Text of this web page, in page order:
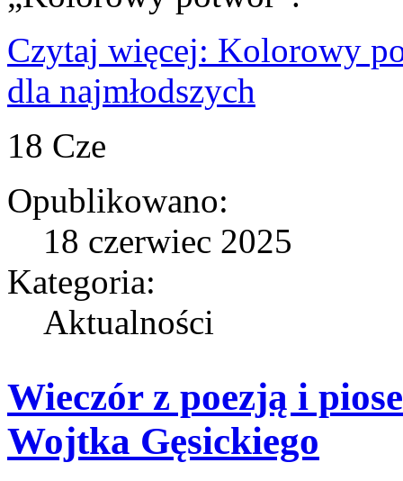
Czytaj więcej: Kolorowy
dla najmłodszych
18 Cze
Opublikowano:
18 czerwiec 2025
Kategoria:
Aktualności
Wieczór z poezją i
Wojtka Gęsickiego